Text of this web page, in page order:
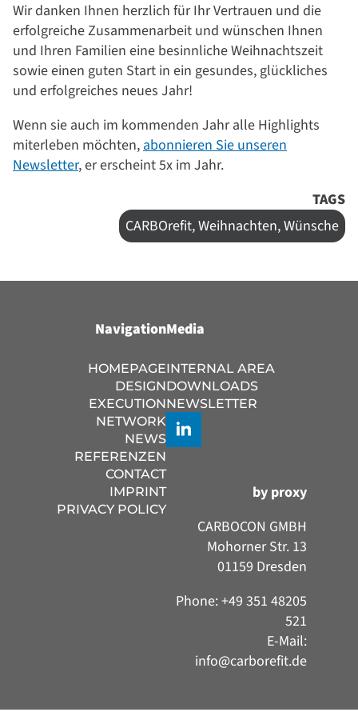
Wir danken Ihnen herzlich für Ihr Vertrauen und die
erfolgreiche Zusammenarbeit und wünschen Ihnen
und Ihren Familien eine besinnliche Weihnachtszeit
sowie einen guten Start in ein gesundes, glückliches
und erfolgreiches neues Jahr!
Wenn sie auch im kommenden Jahr alle Highlights
miterleben möchten,abonnieren Sie unseren
Newsletter, er erscheint 5x im Jahr.
TAGS
CARBOrefit, Weihnachten, Wünsche
by proxy
CARBOCON GMBH
Mohorner Str. 13
01159 Dresden
Phone: +49 351 48205
521
E-Mail:
info@carborefit.de
IMPRINT
PRIVACY POLICY
Navigation
HOMEPAGE
DESIGN
EXECUTION
NETWORK
NEWS
REFERENZEN
CONTACT
Media
INTERNAL AREA
DOWNLOADS
NEWSLETTER